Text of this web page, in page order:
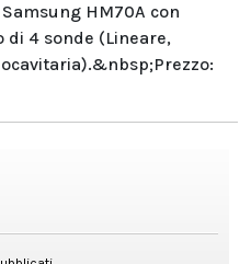
HM70A con
4 sonde (Lineare,